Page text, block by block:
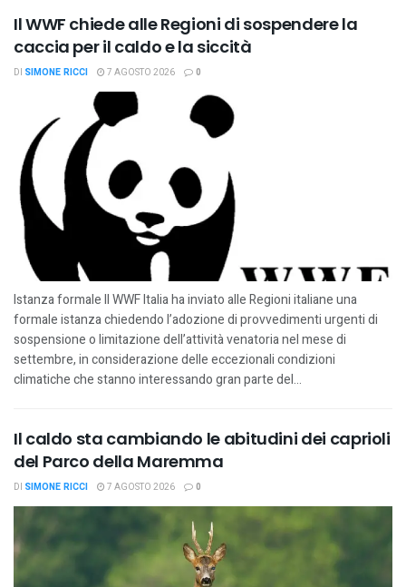
Il WWF chiede alle Regioni di sospendere la
caccia per il caldo e la siccità
DI SIMONE RICCI 7 AGOSTO 2026 0
Istanza formale Il WWF Italia ha inviato alle Regioni italiane una
formale istanza chiedendo l’adozione di provvedimenti urgenti di
sospensione o limitazione dell’attività venatoria nel mese di
settembre, in considerazione delle eccezionali condizioni
climatiche che stanno interessando gran parte del...
Il caldo sta cambiando le abitudini dei caprioli
del Parco della Maremma
DI SIMONE RICCI 7 AGOSTO 2026 0